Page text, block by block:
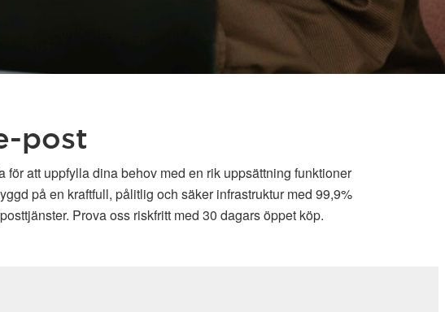
post
att uppfylla dina behov med en rik uppsättning funktioner
på en kraftfull, pålitlig och säker infrastruktur med 99,9%
Prova oss riskfritt med 30 dagars öppet köp.